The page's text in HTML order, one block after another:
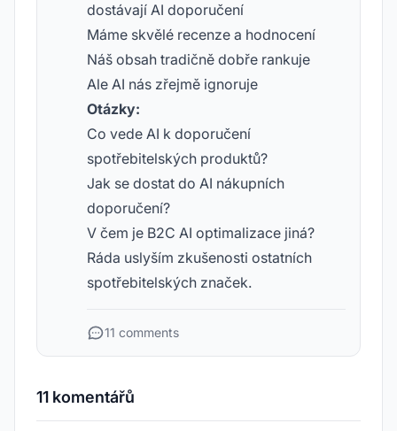
dostávají AI doporučení
Máme skvělé recenze a hodnocení
Náš obsah tradičně dobře rankuje
Ale AI nás zřejmě ignoruje
Otázky:
Co vede AI k doporučení
spotřebitelských produktů?
Jak se dostat do AI nákupních
doporučení?
V čem je B2C AI optimalizace jiná?
Ráda uslyším zkušenosti ostatních
spotřebitelských značek.
11 comments
11 komentářů